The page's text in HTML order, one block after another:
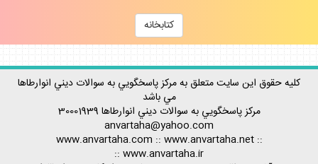
كتابخانه
كليه حقوق اين سايت متعلق به مركز پاسخگويي به سوالات ديني انوارطاها
مي باشد
مركز پاسخگويي به سوالات ديني انوارطاها 30001939
anvartaha@yahoo.com
www.anvartaha.com :: www.anvartaha.net::
www.anvartaha.ir
::